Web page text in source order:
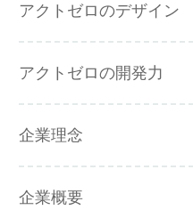
アクトゼロのデザイン
アクトゼロの開発力
企業理念
企業概要